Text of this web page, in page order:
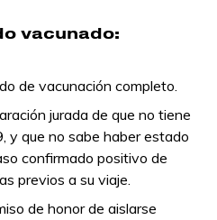
vacunado:
de vacunación completo.
jurada de que no tiene
y que no sabe haber estado
confirmado positivo de
previos a su viaje.
de honor de aislarse